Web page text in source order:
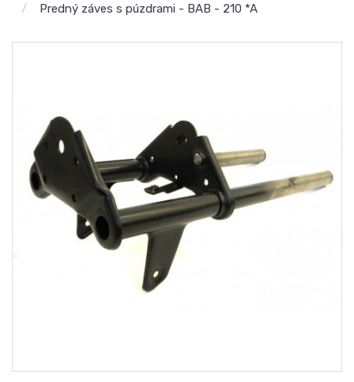
Predný záves s púzdrami - BAB - 210 *A